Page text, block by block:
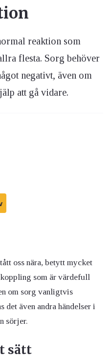
reaktion som
flesta. Sorg behöver
negativt, även om
att gå vidare.
oss nära, betytt mycket
som är värdefull
om sorg vanligtvis
det även andra händelser i
sörjer.
sätt